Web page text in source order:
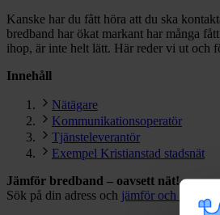
Kanske har du fått höra att du ska
bredband har ökat markant har många
ihop, är inte helt lätt. Här reder vi ut och
Innehåll
Nätägare
Kommunikationsoperatör
Tjänsteleverantör
Exempel Kristianstad stadsnät
Jämför bredband – oavsett nät!
Sök på din adress och jämför och byt